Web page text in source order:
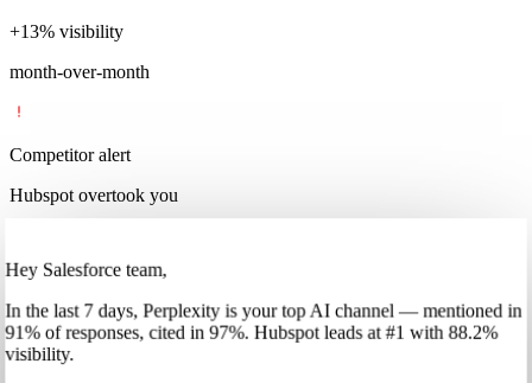
+35% visibility
month-over-month
Competitor alert
Hubspot overtook you
Hey Salesforce team,
In the last 7 days, Perplexityis your top AI channel — mentioned in
91% of responses, cited in 97%. Hubspotleads at #1 with 88.2%
visibility.